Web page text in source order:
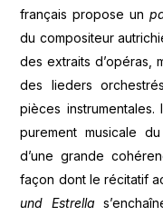
français propose un
du compositeur
des extraits d’opéras,
des lieders
pièces
purement musicale
d’une grande
façon dont le récitatif
und Estrella